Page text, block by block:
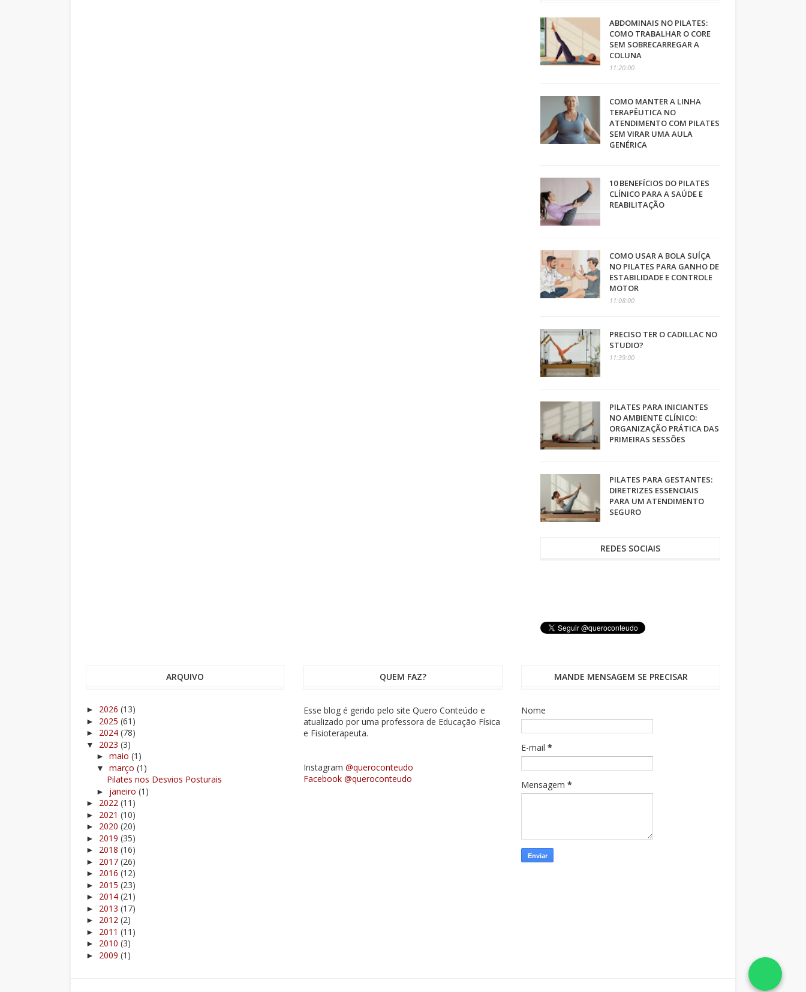
ABDOMINAIS NO PILATES:
COMO TRABALHAR O CORE
SEM SOBRECARREGAR A
COLUNA
11:20:00
COMO MANTER A LINHA
TERAPÊUTICA NO
ATENDIMENTO COM PILATES
SEM VIRAR UMA AULA
GENÉRICA
10 BENEFÍCIOS DO PILATES
CLÍNICO PARA A SAÚDE E
REABILITAÇÃO
COMO USAR A BOLA SUÍÇA
NO PILATES PARA GANHO DE
ESTABILIDADE E CONTROLE
MOTOR
11:08:00
PRECISO TER O CADILLAC NO
STUDIO?
11:39:00
PILATES PARA INICIANTES
NO AMBIENTE CLÍNICO:
ORGANIZAÇÃO PRÁTICA DAS
PRIMEIRAS SESSÕES
PILATES PARA GESTANTES:
DIRETRIZES ESSENCIAIS
PARA UM ATENDIMENTO
SEGURO
REDES SOCIAIS
ARQUIVO
► 2026 (13)
► 2025 (61)
► 2024 (78)
▼ 2023 (3)
► maio (1)
▼ março (1)
Pilates nos Desvios Posturais
► janeiro (1)
► 2022 (11)
► 2021 (10)
► 2020 (20)
► 2019 (35)
► 2018 (16)
► 2017 (26)
► 2016 (12)
► 2015 (23)
► 2014 (21)
► 2013 (17)
► 2012 (2)
► 2011 (11)
► 2010 (3)
► 2009 (1)
QUEM FAZ?
Esse blog é gerido pelo site Quero Conteúdo e
atualizado por uma professora de Educação Física
e Fisioterapeuta.
Instagram@queroconteudo
Facebook @queroconteudo
MANDE MENSAGEM SE PRECISAR
Nome
E-mail*
Mensagem*